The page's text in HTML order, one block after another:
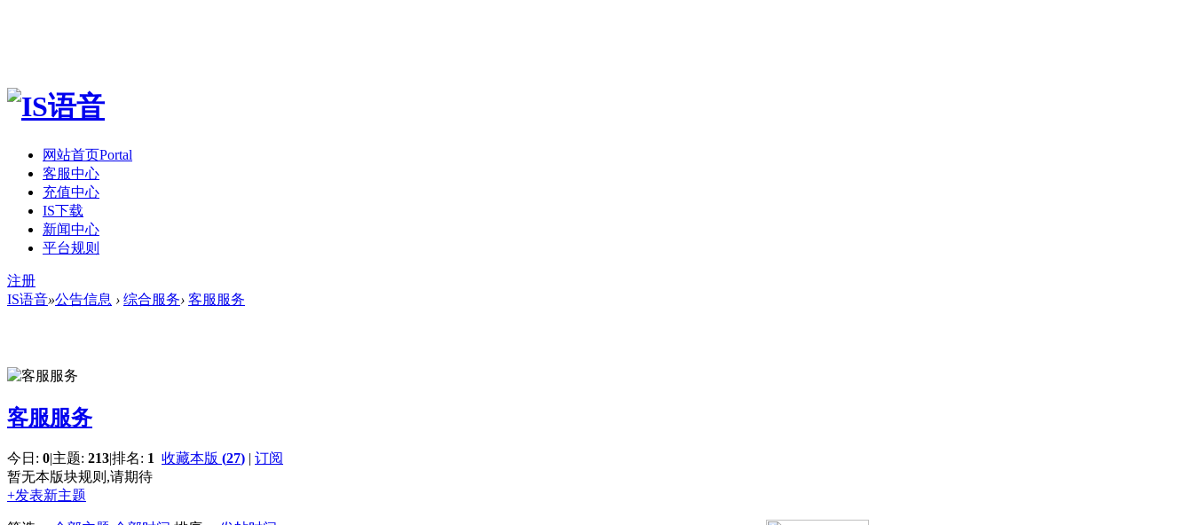
网站首页Portal
客服中心
充值中心
IS下载
新闻中心
平台规则
注册
IS语音»公告信息 › 综合服务› 客服服务
客服服务
今日: 0|主题: 213|排名: 1 收藏本版 (27) | 订阅
暂无本版块规则,请期待
+发表新主题